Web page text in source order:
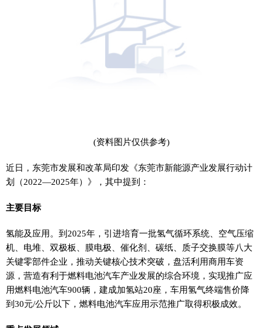
(资料图片仅供参考)
近日，东莞市发展和改革局印发《东莞市新能源产业发展行动计
划（2022—2025年）》，其中提到：
主要目标
氢能及应用。到2025年，引进培育一批氢气循环系统、空气压缩
机、电堆、双极板、膜电极、催化剂、碳纸、质子交换膜等八大
关键零部件企业，推动关键核心技术突破，盘活利用商用车资
源，营造有利于燃料电池汽车产业发展的综合环境，实现推广应
用燃料电池汽车900辆，建成加氢站20座，车用氢气终端售价降
到30元/公斤以下，燃料电池汽车应用示范推广取得积极成效。